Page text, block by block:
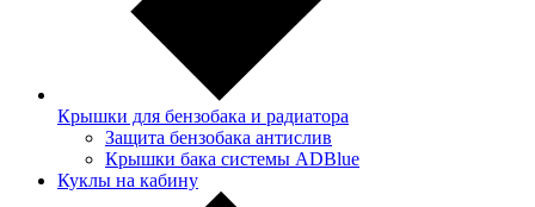
Крышки для бензобака и радиатора
Защита бензобака антислив
Крышки бака системы ADBlue
Куклы на кабину